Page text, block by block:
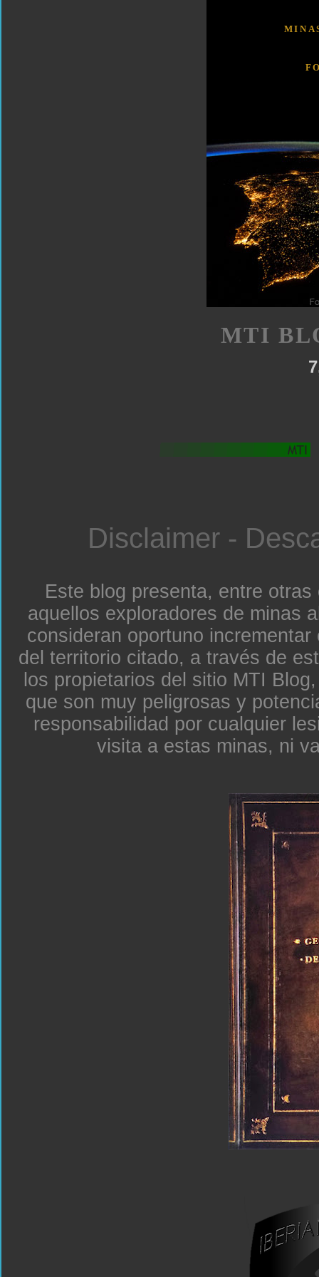
MTI
Disclaimer -
Este blog presenta, entre
aquellos exploradores de minas
consideran oportuno
del territorio citado, a través de
los propietarios del sitio MTI
que son muy peligrosas y
responsabilidad por cualquier
visita a estas minas, ni